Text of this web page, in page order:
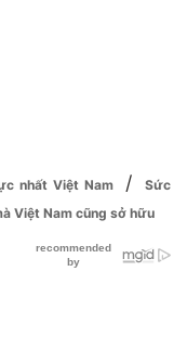
nhất Việt Nam /
Sức
Việt Nam cũng sở hữu